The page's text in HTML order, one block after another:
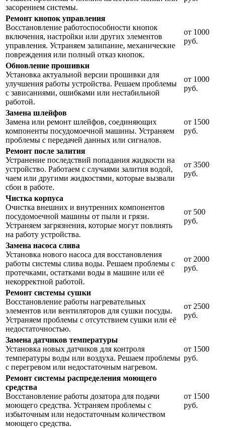
засорением системы.
Ремонт кнопок управления
Восстановление работоспособности кнопок
включения, настройки или других элементов
управления. Устраняем залипание, механические
повреждения или полный отказ кнопок.
от 1000
руб.
Обновление прошивки
Установка актуальной версии прошивки для
улучшения работы устройства. Решаем проблемы
с зависаниями, ошибками или нестабильной
работой.
от 1000
руб.
Замена шлейфов
Замена или ремонт шлейфов, соединяющих
компоненты посудомоечной машины. Устраняем
проблемы с передачей данных или сигналов.
от 1500
руб.
Ремонт после залития
Устранение последствий попадания жидкости на
устройство. Работаем с случаями залития водой,
чаем или другими жидкостями, которые вызвали
сбои в работе.
от 3500
руб.
Чистка корпуса
Очистка внешних и внутренних компонентов
посудомоечной машины от пыли и грязи.
Устраняем загрязнения, которые могут повлиять
на работу устройства.
от 500
руб.
Замена насоса слива
Установка нового насоса для восстановления
работы системы слива воды. Решаем проблемы с
протечками, остатками воды в машине или её
некорректной работой.
от 2000
руб.
Ремонт системы сушки
Восстановление работы нагревательных
элементов или вентиляторов для сушки посуды.
Устраняем проблемы с отсутствием сушки или её
недостаточностью.
от 2500
руб.
Замена датчиков температуры
Установка новых датчиков для контроля
температуры воды или воздуха. Решаем проблемы
с перегревом или недостаточным нагревом.
от 1500
руб.
Ремонт системы распределения моющего
средства
Восстановление работы дозатора для подачи
моющего средства. Устраняем проблемы с
избыточным или недостаточным количеством
моющего средства.
от 1500
руб.